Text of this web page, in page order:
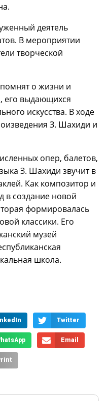
деятель
В мероприятии
творческой
о жизни и
его выдающихся
искусства. В ходе
З. Шахиди и
опер, балетов,
З. Шахиди звучит в
Как композитор и
в создание новой
формировалась
классики. Его
музей
школа.
Twitter
Email